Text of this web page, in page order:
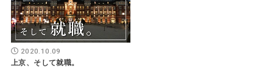
2020.10.09
上京、そして就職。